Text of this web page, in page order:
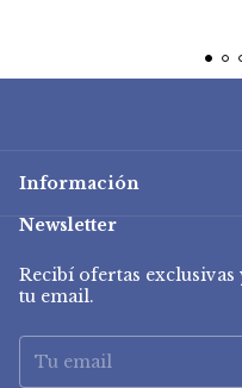
Información
Newsletter
Recibí ofertas
tu email.